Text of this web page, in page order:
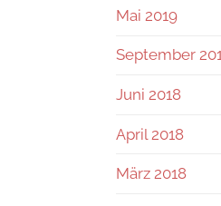
Mai 2019
September
Juni 2018
April 2018
März 2018